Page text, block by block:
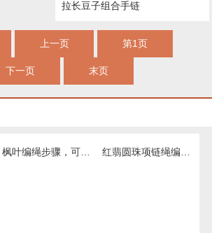
拉长豆子组合手链
上一页 第1页
下一页 末页
枫叶编绳步骤，可做中国结挂坠编绳项链